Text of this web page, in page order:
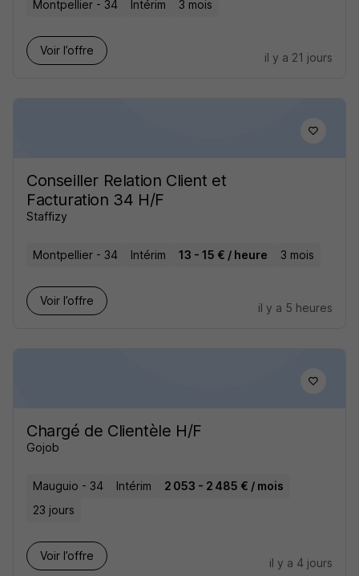
Montpellier - 34 Intérim 3 mois
Voir l’offre
il y a 21 jours
Conseiller Relation Client et
Facturation 34 H/F
Staffizy
Montpellier - 34 Intérim 13 - 15 € / heure 3 mois
Voir l’offre
il y a 5 heures
Chargé de Clientèle H/F
Gojob
Mauguio - 34 Intérim
2 053 - 2 485 € / mois
23 jours
Voir l’offre
il y a 4 jours